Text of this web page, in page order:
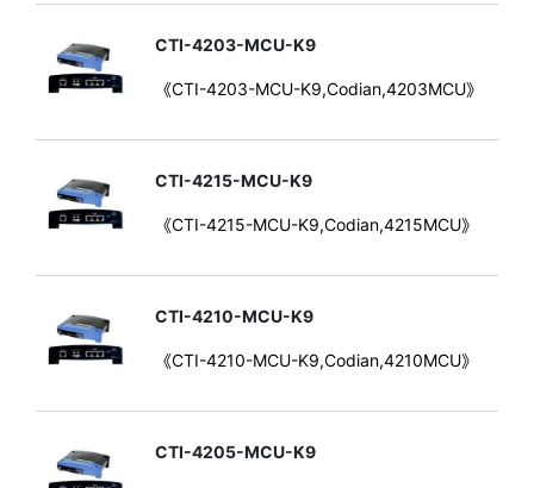
CTI-4203-MCU-K9
《CTI-4203-MCU-K9,Codian,4203MCU》
CTI-4215-MCU-K9
《CTI-4215-MCU-K9,Codian,4215MCU》
CTI-4210-MCU-K9
《CTI-4210-MCU-K9,Codian,4210MCU》
CTI-4205-MCU-K9